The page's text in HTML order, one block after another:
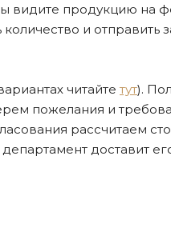
видите продукцию на
и отправить
читайте тут).
пожелания и
рассчитаем
доставит